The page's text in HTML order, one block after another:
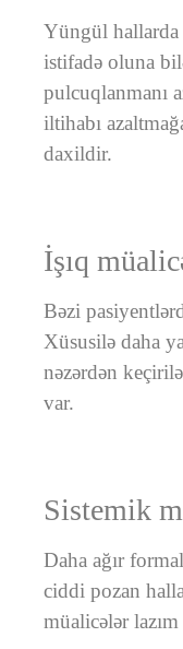
Yüngül
istifadə oluna
pulcuqlanmanı
iltihabı
daxildir.
İşıq
Bəzi
Xüsusilə daha
nəzərdən
var.
Sistemik
Daha ağır
ciddi pozan
müalicələr